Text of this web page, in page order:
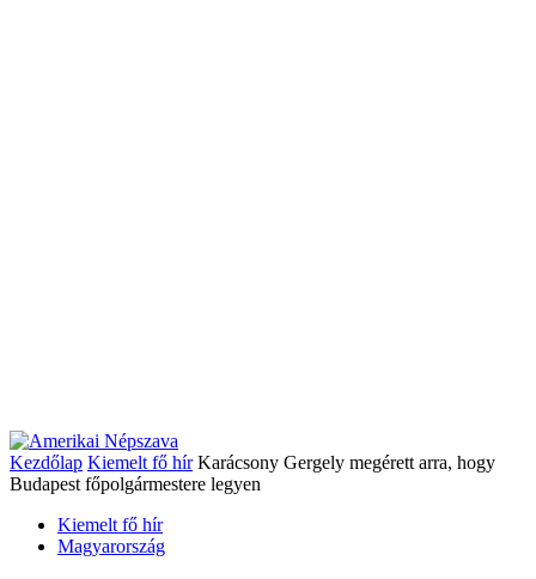
Kezdőlap Kiemelt fő hír Karácsony Gergely megérett arra, hogy
Budapest főpolgármestere legyen
Kiemelt fő hír
Magyarország